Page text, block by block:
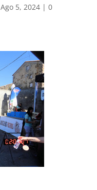
Ago 5, 2024| 0